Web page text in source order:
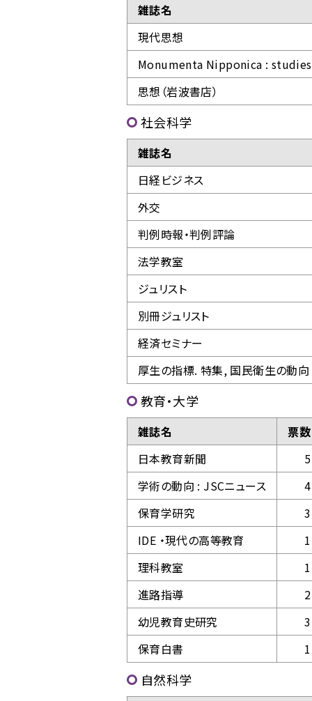
雑誌名
現代思想
Monumenta Nipponica :
思想（岩波書店）
社会科学
雑誌名
日経ビジネス
外交
判例時報・判例評論
法学教室
ジュリスト
別冊ジュリスト
経済セミナー
厚生の指標. 特集, 国民衛生の動向
教育・大学
雑誌名
票数
日本教育新聞
5
学術の動向 : JSCニュース
4
保育学研究
3
IDE ・現代の高等教育
1
理科教室
1
進路指導
2
幼児教育史研究
3
保育白書
1
自然科学